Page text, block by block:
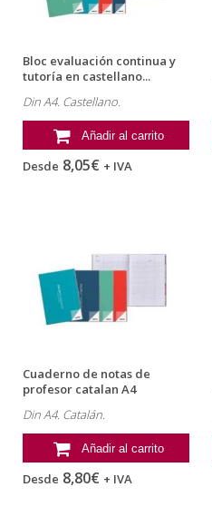
Bloc evaluación continua y
tutoría en castellano...
Din A4. Castellano.
Añadir al carrito
Desde 8,05€ + IVA
Cuaderno de notas de
profesor catalan A4
Din A4. Catalán.
Añadir al carrito
Desde 8,80€ + IVA